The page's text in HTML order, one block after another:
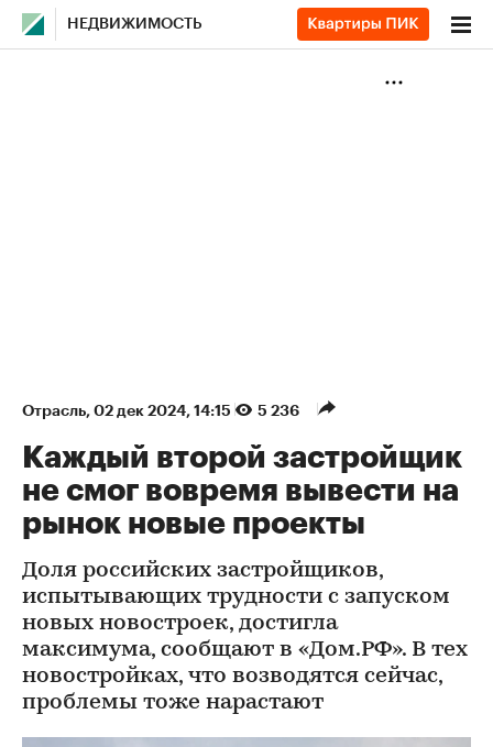
НЕДВИЖИМОСТЬ
Отрасль⁠, 02 дек 2024, 14:15 5 236
Каждый второй застройщик
не смог вовремя вывести на
рынок новые проекты
Доля российских застройщиков,
испытывающих трудности с запуском
новых новостроек, достигла
максимума, сообщают в «Дом.РФ». В тех
новостройках, что возводятся сейчас,
проблемы тоже нарастают